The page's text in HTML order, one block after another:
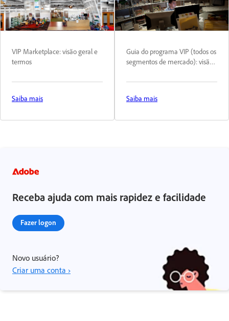
VIP Marketplace: visão geral e
termos
Saiba mais
Guia do programa VIP (todos os
segmentos de mercado): visão
Saiba mais
Receba ajuda com mais rapidez e facilidade
Fazer logon
Novo usuário?
Criar uma conta ›